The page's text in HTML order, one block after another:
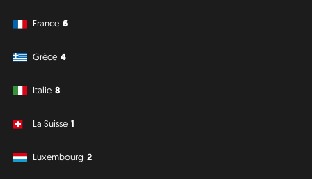
France 6
Grèce 4
Italie 8
La Suisse 1
Luxembourg 2